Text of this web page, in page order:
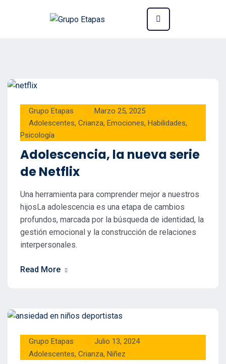
Grupo Etapas
Marzo 25, 2025
Adolescentes, Crianza, Emociones, Habilidades,
Psicología
Adolescencia, la nueva serie
de Netflix
Una herramienta para comprender mejor a nuestros
hijosLa adolescencia es una etapa de cambios
profundos, marcada por la búsqueda de identidad, la
gestión emocional y la construcción de relaciones
interpersonales.
Read More
Grupo Etapas
Julio 13, 2024
Adolescentes, Crianza, Niñez